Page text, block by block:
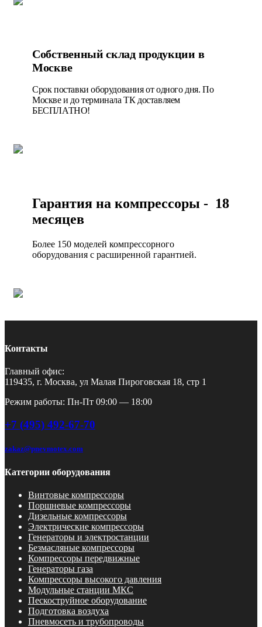
Собственный склад продукции в
Москве
Срок поставки оборудования от одного дня. По
Москве и до терминала ТК доставляем
БЕСПЛАТНО!
Гарантия на компрессоры - 18
месяцев
Более 150 моделей компрессорного
оборудования с расширенной гарантией.
Контакты
Главный офис:
119435, г. Москва, ул Малая Пироговская 18, стр 1
Режим работы: Пн-Пт 09:00 — 18:00
+7 (495) 492-67-70
zakaz@pnevmotex.com
Категории оборудования
Винтовые компрессоры
Поршневые компрессоры
Дизельные компрессоры
Электрические компрессоры
Генераторы и электростанции
Безмасляные компрессоры
Компрессоры передвижные
Генераторы газа
Компрессоры высокого давления
Модульные станции МКС
Пескоструйное оборудование
Подготовка воздуха
Пневмосеть и трубопроводы